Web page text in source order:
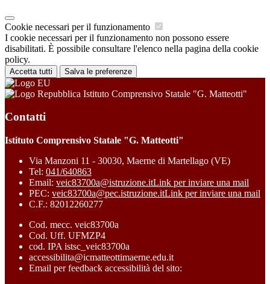
Cookie necessari per il funzionamento
I cookie necessari per il funzionamento non possono essere
disabilitati. È possibile consultare l'elenco nella pagina della cookie
policy.
Accetta tutti Salva le preferenze
Istituto Comprensivo Statale "G. Matteotti"
Contatti
Istituto Comprensivo Statale "G. Matteotti"
Via Manzoni 11 - 30030, Maerne di Martellago (VE)
Tel: 041/640863
Email: veic83700a@istruzione.itLink per inviare una mail
PEC: veic83700a@pec.istruzione.itLink per inviare una mail
C.F.: 82012260277
Cod. mecc. veic83700a
Cod. Uff. UFMZP4
cod. IPA istsc_veic83700a
accessibilita@icmatteottimaerne.edu.it
Email per feedback accessibilità del sito: